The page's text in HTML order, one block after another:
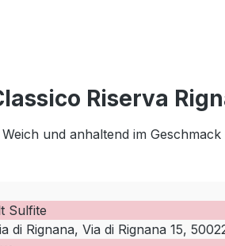
Riserva
und anhaltend im
Sulfite
di Rignana, Via di Rignana 15,